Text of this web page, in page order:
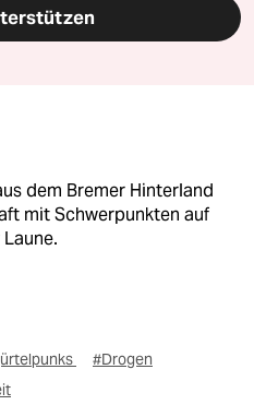
dem Bremer Hinterland
mit Schwerpunkten auf
#Drogen